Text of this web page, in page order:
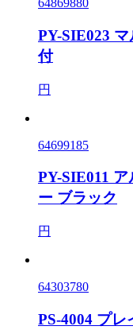
64869880
PY-SIE023
付
円
64699185
PY-SIE011
ー ブラック
円
64303780
PS-4004 プ